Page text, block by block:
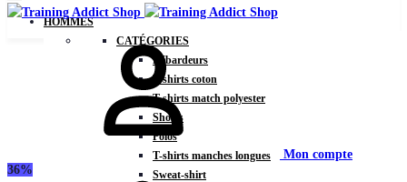
HOMMES
CATÉGORIES
Débardeurs
T-shirts coton
T-shirts match polyester
Shorts
Polos
T-shirts manches longues
Sweat-shirt
Mon compte
36%